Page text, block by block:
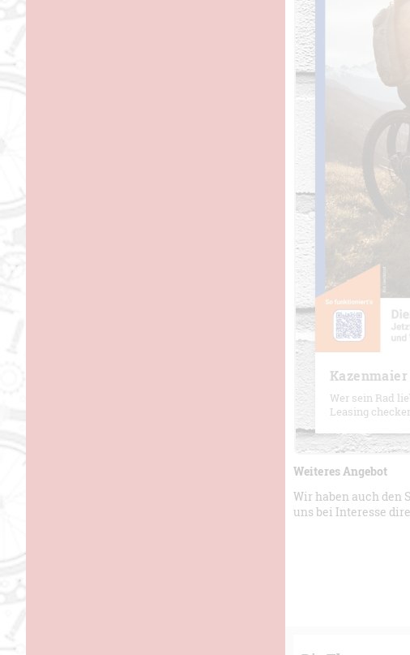
Wer sein Rad
Leasing
Weiteres Angebot
Wir haben auch den
uns bei Interesse